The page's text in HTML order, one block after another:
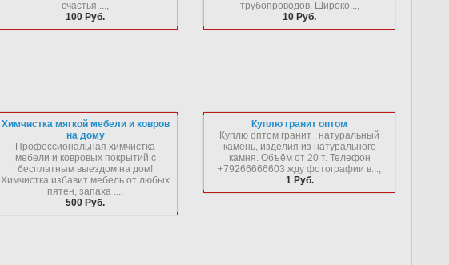
счастья....,
100 Руб.
трубопроводов. Широко...,
10 Руб.
Химчистка мягкой мебели и ковров
на дому
Профессиональная химчистка
мебели и ковровых покрытий с
бесплатным выездом на дом!
Химчистка избавит мебель от любых
пятен, запаха ...,
500 Руб.
Куплю гранит оптом
Куплю оптом гранит , натуральный
камень, изделия из натурального
камня. Объём от 20 т. Телефон
+79266666603 жду фотографии в...,
1 Руб.